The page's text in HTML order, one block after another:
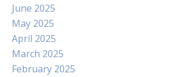
June 2025
May 2025
April 2025
March 2025
February 2025